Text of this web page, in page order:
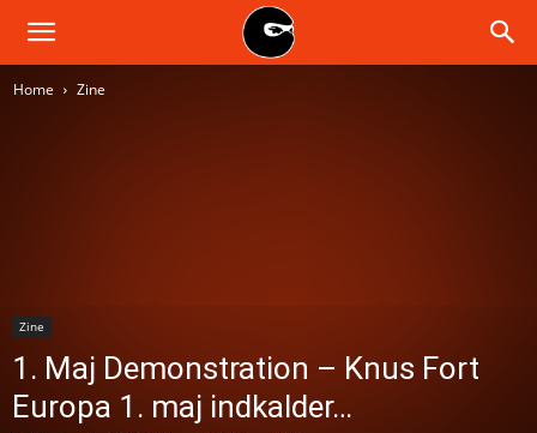
BLACK
Home Zine
Zine
1. Maj Demonstration – Knus Fort
Europa 1. maj indkalder…